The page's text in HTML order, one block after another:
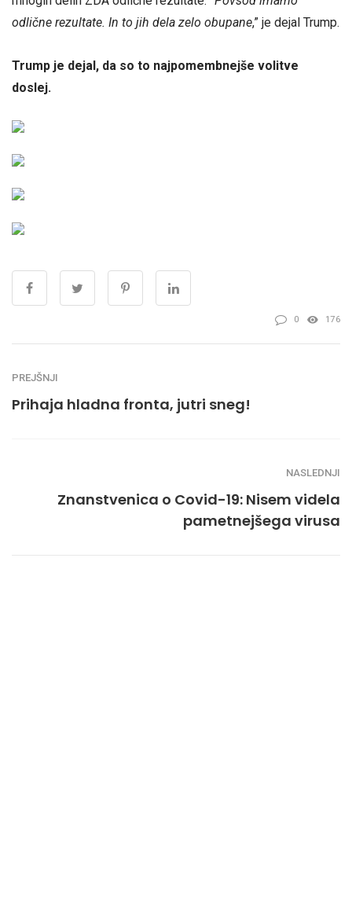
odlične rezultate. In to jih dela zelo obupane,” je dejal Trump.
Trump je dejal, da so to najpomembnejše volitve
doslej.
0 176
PREJŠNJI
Prihaja hladna fronta, jutri sneg!
NASLEDNJI
Znanstvenica o Covid-19: Nisem videla
pametnejšega virusa